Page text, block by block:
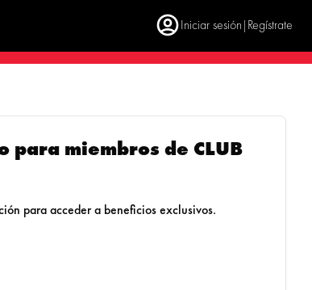
Iniciar sesión | Regístrate
para miembros de CLUB
para acceder a beneficios exclusivos.